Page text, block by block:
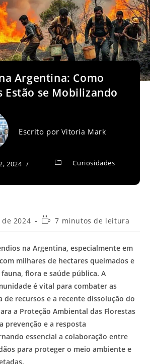
Argentina: Como
Estão se Mobilizando
Escrito porVitoria Mark
2024 Curiosidades
2024
Tempo7 minutos de leitura
na Argentina, especialmente em
milhares de hectares queimados e
flora e saúde pública. A
é vital para combater as
de recursos e a recente dissolução do
a Proteção Ambiental das Florestas
prevenção e a resposta
essencial a colaboração entre
para proteger o meio ambiente e